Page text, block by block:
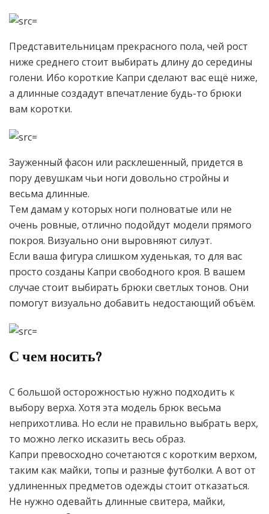
Представительницам прекрасного пола, чей рост
ниже среднего стоит выбирать длину до середины
голени. Ибо короткие Капри сделают вас ещё ниже,
а длинные создадут впечатление будь-то брюки
вам коротки.
Зауженный фасон или расклешенный, придется в
пору девушкам чьи ноги довольно стройны и
весьма длинные.
Тем дамам у которых ноги полноватые или не
очень ровные, отлично подойдут модели прямого
покроя. Визуально они выровняют силуэт.
Если ваша фигура слишком худенькая, то для вас
просто созданы Капри свободного кроя. В вашем
случае стоит выбирать брюки светлых тонов. Они
помогут визуально добавить недостающий объём.
С чем носить?
С большой осторожностью нужно подходить к
выбору верха. Хотя эта модель брюк весьма
неприхотлива. Но если не правильно выбрать верх,
то можно легко исказить весь образ.
Капри превосходно сочетаются с коротким верхом,
таким как майки, топы и разные футболки. А вот от
удлиненных предметов одежды стоит отказаться.
Не нужно одевайть длинные свитера, майки,